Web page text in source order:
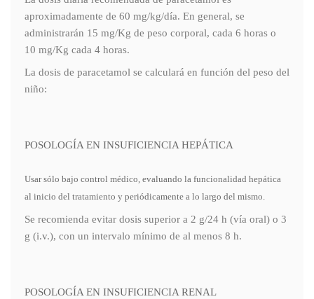
aproximadamente de 60 mg/kg/día. En general, se
administrarán 15 mg/Kg de peso corporal, cada 6 horas o
10 mg/Kg cada 4 horas.
La dosis de paracetamol se calculará en función del peso del
niño:
POSOLOGÍA EN INSUFICIENCIA HEPÁTICA
Usar sólo bajo control médico, evaluando la funcionalidad hepática
al inicio del tratamiento y periódicamente a lo largo del mismo.
Se recomienda evitar dosis superior a 2 g/24 h (vía oral) o 3
g (i.v.), con un intervalo mínimo de al menos 8 h.
POSOLOGÍA EN INSUFICIENCIA RENAL